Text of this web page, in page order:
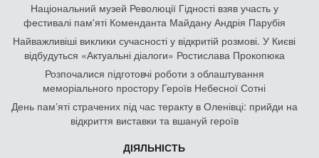
Національний музей Революції Гідності взяв участь у
фестивалі пам'яті Коменданта Майдану Андрія Парубія
Найважливіші виклики сучасності у відкритій розмові. У Києві
відбудуться «Актуальні діалоги» Ростислава Прокопюка
Розпочалися підготовчі роботи з облаштування
меморіального простору Героїв Небесної Сотні
День памʼяті страчених під час теракту в Оленівці: прийди на
відкриття виставки та вшануй героїв
ДІЯЛЬНІСТЬ